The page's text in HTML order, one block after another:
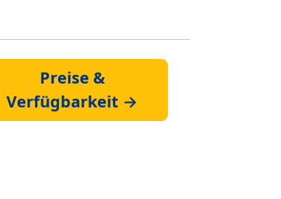
Preise &
Verfügbarkeit →